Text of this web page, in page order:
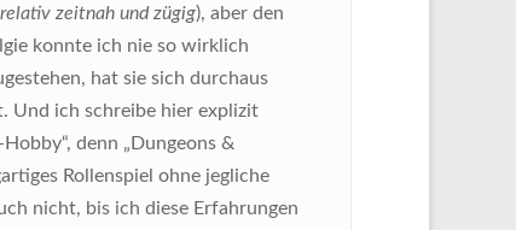
zeitnah und zügig), aber den
konnte ich nie so wirklich
hat sie sich durchaus
Und ich schreibe hier explizit
denn „Dungeons &
Rollenspiel ohne jegliche
nicht, bis ich diese Erfahrungen